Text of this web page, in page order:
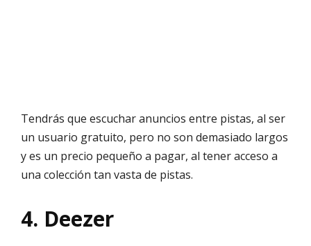
Tendrás que escuchar anuncios entre pistas, al ser
un usuario gratuito, pero no son demasiado largos
y es un precio pequeño a pagar, al tener acceso a
una colección tan vasta de pistas.
4. Deezer